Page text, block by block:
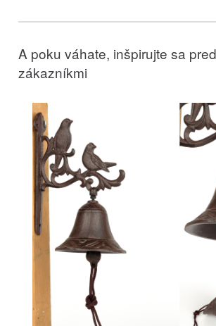
A poku váhate, inšpirujte sa
zákazníkmi